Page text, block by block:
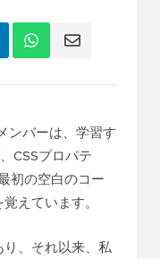
ンバーは、学習す
CSSプロパテ
初の空白のコー
えています。
、それ以来、私